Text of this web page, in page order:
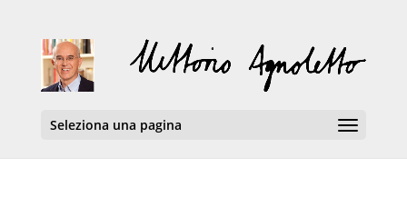
Seleziona una pagina